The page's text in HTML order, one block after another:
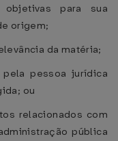
para sua
origem;
da matéria;
pessoa jurídica
ou
relacionados com
pública